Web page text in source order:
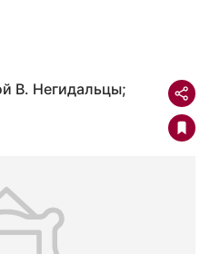
В. Негидальцы;